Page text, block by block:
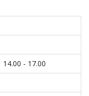
14.00 - 17.00